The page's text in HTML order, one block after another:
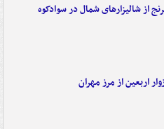
از شالیزارهای شمال در سوادکوه
اربعین از مرز مهران